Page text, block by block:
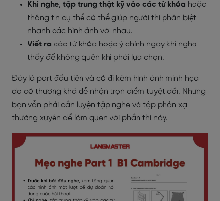
Khi nghe, tập trung thật kỹ vào các từ khóa hoặc
thông tin cụ thể có thể giúp người thi phân biệt
nhanh các hình ảnh với nhau.
Viết ra các từ khóa hoặc ý chính ngay khi nghe
thấy để không quên khi phải lựa chọn.
Đây là part đầu tiên và có đi kèm hình ảnh minh họa
do đó thường khá dễ nhận trọn điểm tuyệt đối. Nhưng
bạn vẫn phải cần luyện tập nghe và tập phản xạ
thường xuyên để làm quen với phần thi này.